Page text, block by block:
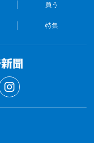
買う
特集